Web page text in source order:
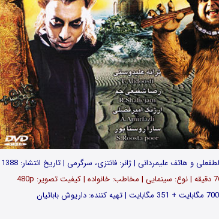
و هاتف علیمردانی | ژانر: فانتزی، سرگرمی | تاریخ انتشار: 1388